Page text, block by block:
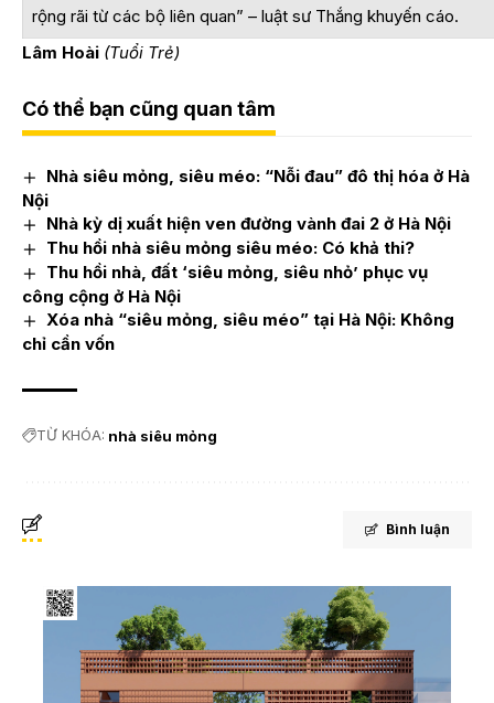
rộng rãi từ các bộ liên quan” – luật sư Thắng khuyến cáo.
Lâm Hoài (Tuổi Trẻ)
Có thể bạn cũng quan tâm
Nhà siêu mỏng, siêu méo: “Nỗi đau” đô thị hóa ở Hà
Nội
Nhà kỳ dị xuất hiện ven đường vành đai 2 ở Hà Nội
Thu hồi nhà siêu mỏng siêu méo: Có khả thi?
Thu hồi nhà, đất ‘siêu mỏng, siêu nhỏ’ phục vụ
công cộng ở Hà Nội
Xóa nhà “siêu mỏng, siêu méo” tại Hà Nội: Không
chỉ cần vốn
TỪ KHÓA: nhà siêu mỏng
Bình luận